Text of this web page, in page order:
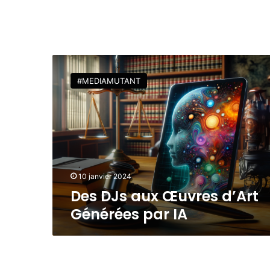
s
a
x
u
v
r
s
#MEDIAMUTANT
10 janvier 2024
Des DJs aux Œuvres d’Art
Générées par IA